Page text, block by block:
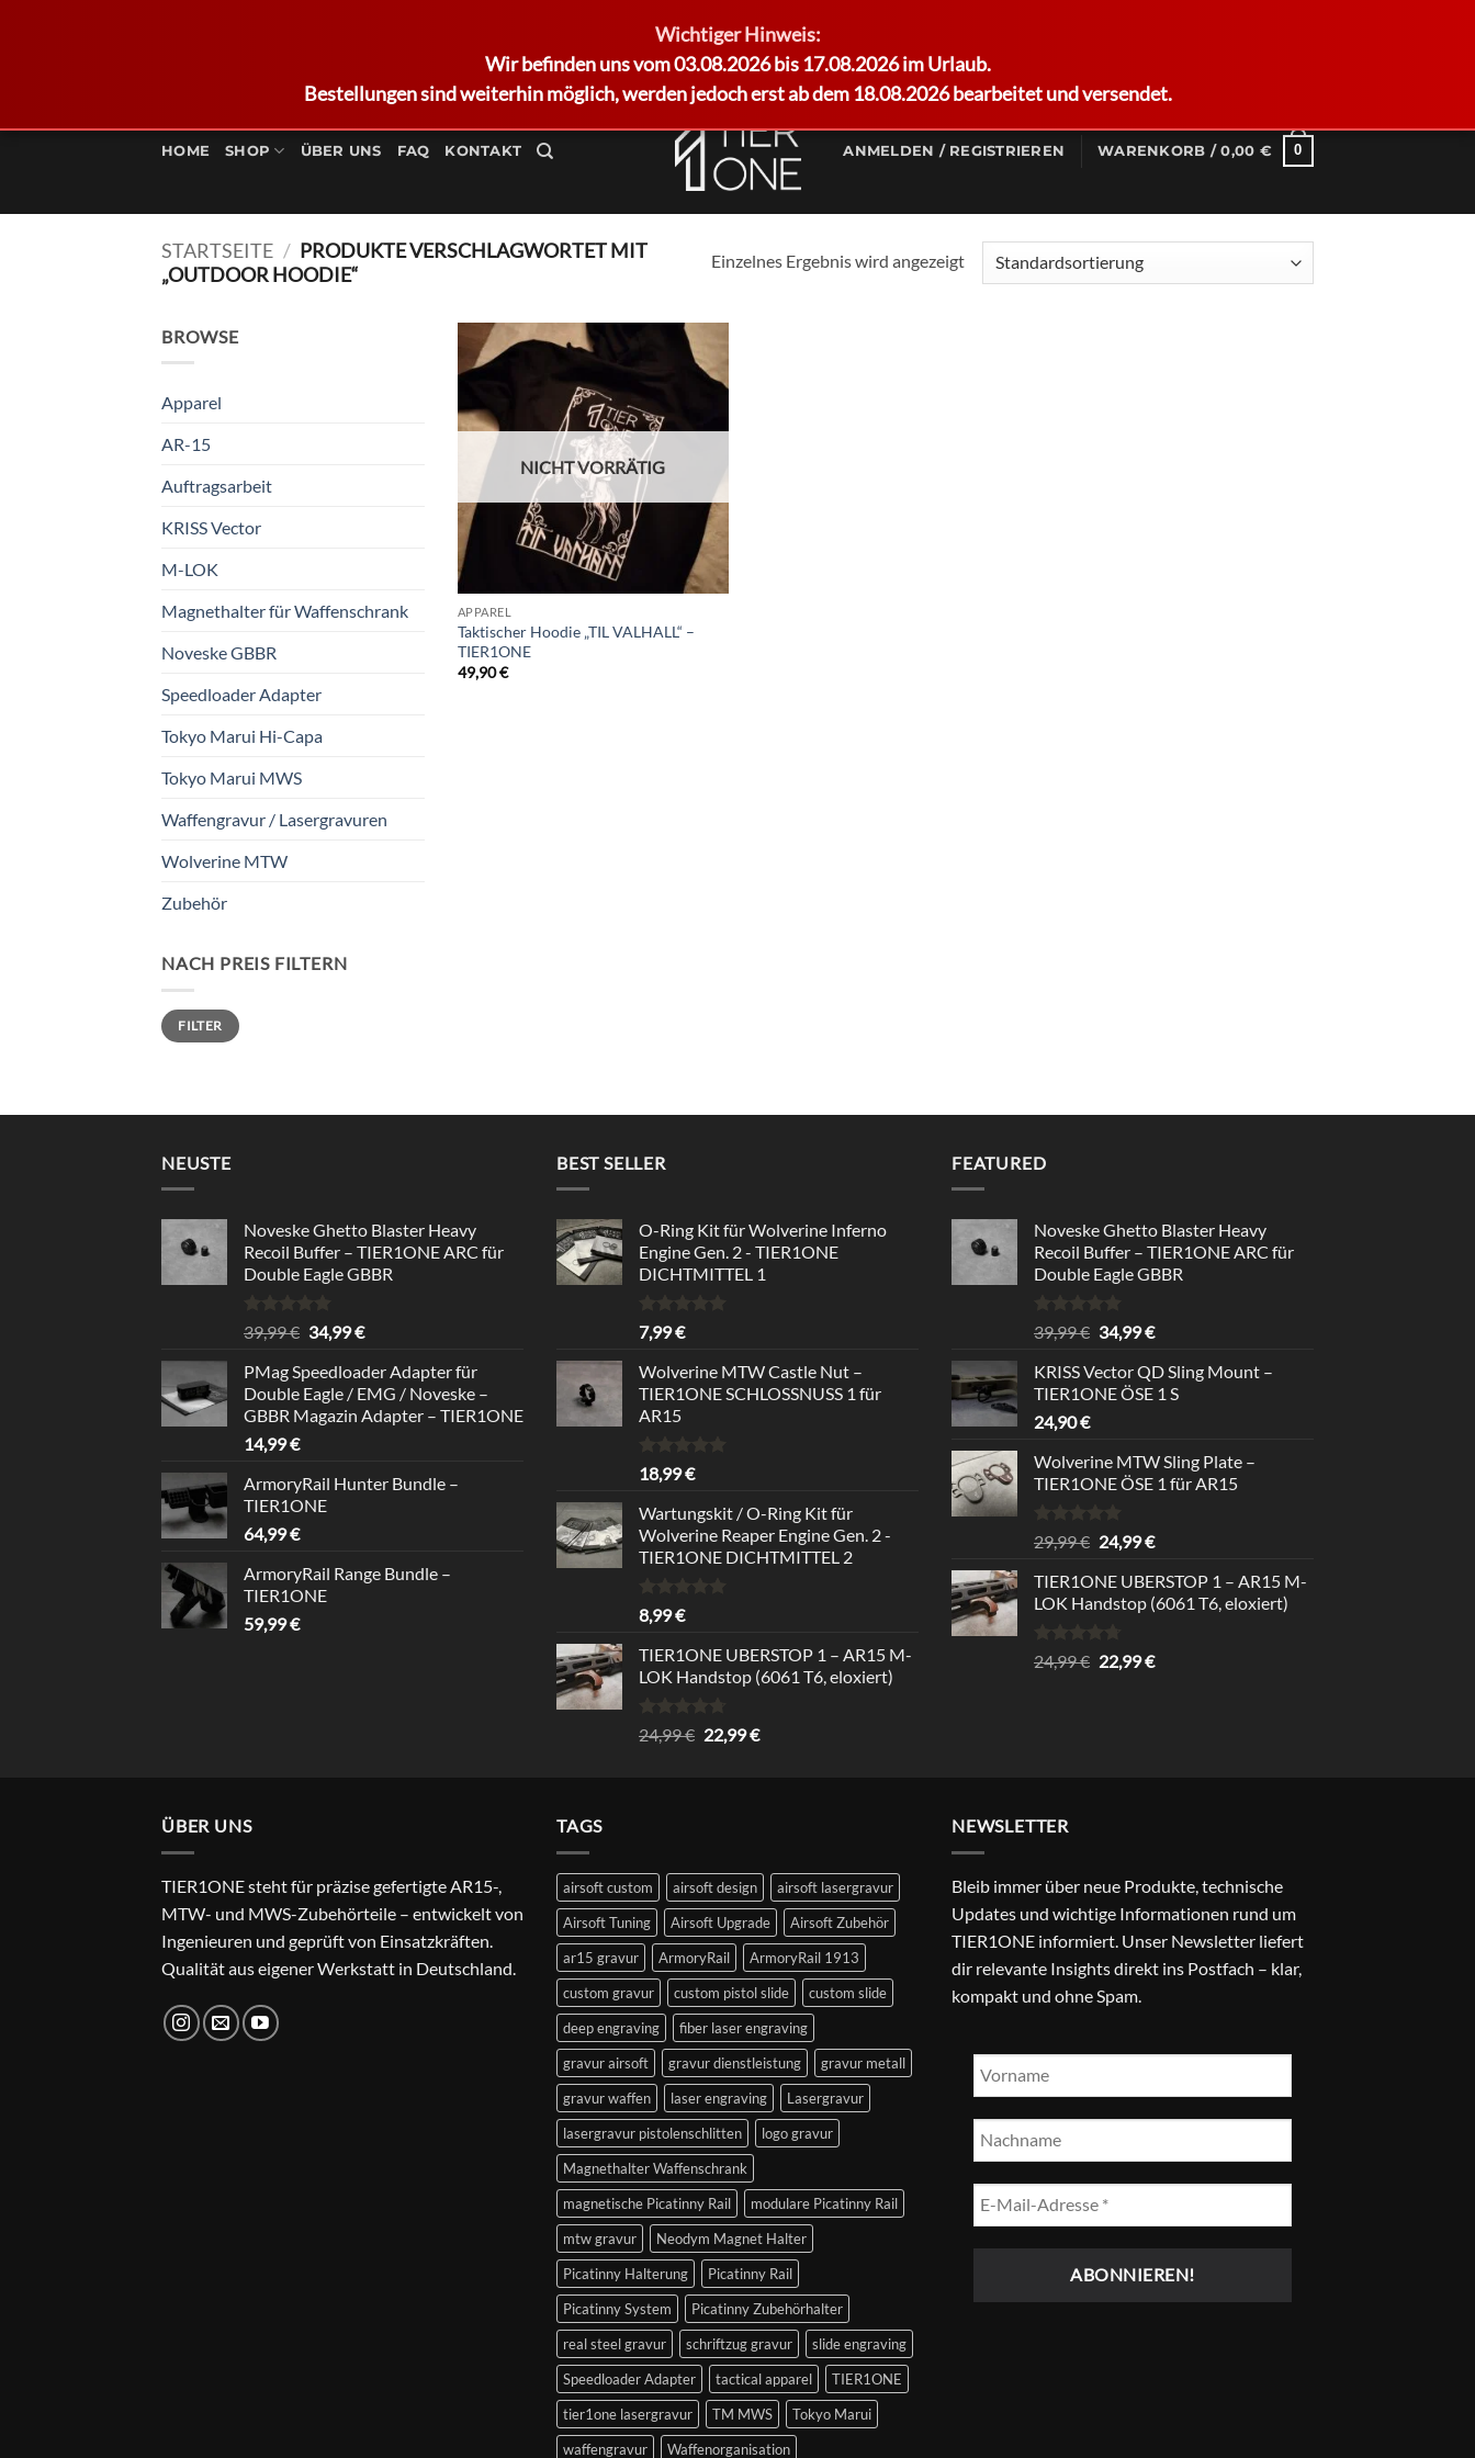
Wichtiger Hinweis:
Wir befinden uns vom 03.08.2026 bis 17.08.2026 im Urlaub.
Bestellungen sind weiterhin möglich, werden jedoch erst ab dem 18.08.2026 bearbeitet und versendet.
Inhalt
HOME SHOP ÜBER UNS FAQ KONTAKT ANMELDEN / REGISTRIEREN WARENKORB /0,00 € 0
STARTSEITE / PRODUKTE VERSCHLAGWORTET MIT
„OUTDOOR HOODIE“
Einzelnes Ergebnis wird angezeigt
BROWSE
Apparel
AR-15
Auftragsarbeit
KRISS Vector
M-LOK
Magnethalter für Waffenschrank
Noveske GBBR
Speedloader Adapter
Tokyo Marui Hi-Capa
Tokyo Marui MWS
Waffengravur / Lasergravuren
Wolverine MTW
Zubehör
NACH PREIS FILTERN
Min.
Preis
Max.
PreisFILTER
NICHT VORRÄTIG
APPAREL
Taktischer Hoodie „TIL VALHALL“ –
TIER1ONE
49,90€
NEUSTE
Noveske Ghetto Blaster Heavy
Recoil Buffer – TIER1ONE ARC für
Double Eagle GBBR
Bewertet
mit
von 5
39,99€ Ursprünglicher
war:
39,99 €
34,99€Aktueller
ist:
34,99 €.
PMag Speedloader Adapter für
Double Eagle / EMG / Noveske –
GBBR Magazin Adapter – TIER1ONE
14,99€
ArmoryRail Hunter Bundle –
TIER1ONE
64,99€
ArmoryRail Range Bundle –
TIER1ONE
59,99€
BEST SELLER
O-Ring Kit für Wolverine Inferno
Engine Gen. 2 - TIER1ONE
DICHTMITTEL 1
Bewertet
mit
von 5
7,99€
Wolverine MTW Castle Nut –
TIER1ONE SCHLOSSNUSS 1 für
AR15
Bewertet
mit
von 5
18,99€
Wartungskit / O-Ring Kit für
Wolverine Reaper Engine Gen. 2 -
TIER1ONE DICHTMITTEL 2
Bewertet
mit
von 5
8,99€
TIER1ONE UBERSTOP 1 – AR15 M-
LOK Handstop (6061 T6, eloxiert)
Bewertet
mit
24,99€ Ursprünglicher
22,99€Aktueller
FEATURED
Noveske Ghetto Blaster Heavy
Recoil Buffer – TIER1ONE ARC für
Double Eagle GBBR
Bewertet
mit
von 5
39,99€ Ursprünglicher
war:
39,99 €
34,99€Aktueller
ist:
34,99 €.
KRISS Vector QD Sling Mount –
TIER1ONE ÖSE 1 S
24,90€
Wolverine MTW Sling Plate –
TIER1ONE ÖSE 1 für AR15
Bewertet
mit
von 5
29,99€ Ursprünglicher
war:
29,99 €
24,99€Aktueller
ist:
24,99 €.
TIER1ONE UBERSTOP 1 – AR15 M-
LOK Handstop (6061 T6, eloxiert)
Bewertet
mit
24,99€ Ursprünglicher
22,99€Aktueller
ÜBER UNS
TIER1ONE steht für präzise gefertigte AR15-,
MTW- und MWS-Zubehörteile – entwickelt von
Ingenieuren und geprüft von Einsatzkräften.
Qualität aus eigener Werkstatt in Deutschland.
TAGS
airsoft custom airsoft design
airsoft lasergravur
Airsoft Tuning
Airsoft Upgrade
Airsoft Zubehör
ar15 gravur
ArmoryRail
ArmoryRail 1913
custom gravur
custom pistol slide
custom slide
deep engraving
fiber laser engraving
gravur airsoft
gravur dienstleistung
gravur metall
gravur waffen
laser engraving
Lasergravur
lasergravur pistolenschlitten
logo gravur
Magnethalter Waffenschrank
magnetische Picatinny Rail
modulare Picatinny Rail
mtw gravur
Neodym Magnet Halter
Picatinny Halterung
Picatinny Rail
Picatinny System
Picatinny Zubehörhalter
real steel gravur
schriftzug gravur
slide engraving
Speedloader Adapter
tactical apparel
TIER1ONE
tier1one lasergravur
TM MWS
Tokyo Marui
waffengravur
Waffenorganisation
NEWSLETTER
Bleib immer über neue Produkte, technische
Updates und wichtige Informationen rund um
TIER1ONE informiert. Unser Newsletter liefert
dir relevante Insights direkt ins Postfach – klar,
kompakt und ohne Spam.